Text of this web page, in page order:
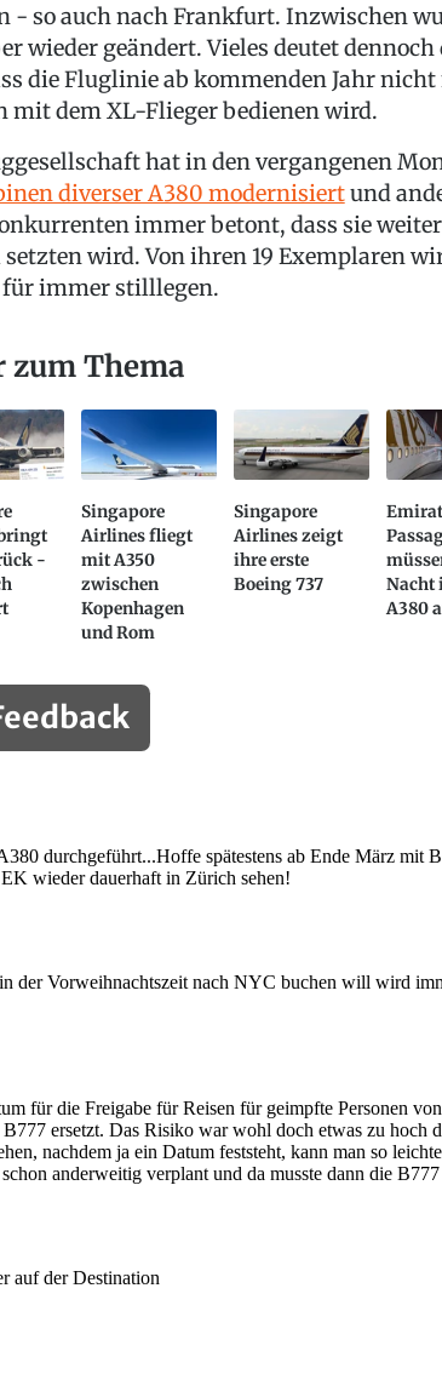
- so auch nach Frankfurt. Inzwischen
wieder geändert. Vieles deutet
die Fluglinie ab kommenden Jahr
mit dem XL-Flieger bedienen wird.
hat in den vergangenen
diverser A380 modernisiertund
immer betont, dass sie
wird. Von ihren 19 Exemplaren
für immer stilllegen.
zum Thema
-
Singapore
Airlines fliegt
mit A350
zwischen
Kopenhagen
und Rom
Singapore
Airlines zeigt
ihre erste
Boeing 737
Nacht
A380